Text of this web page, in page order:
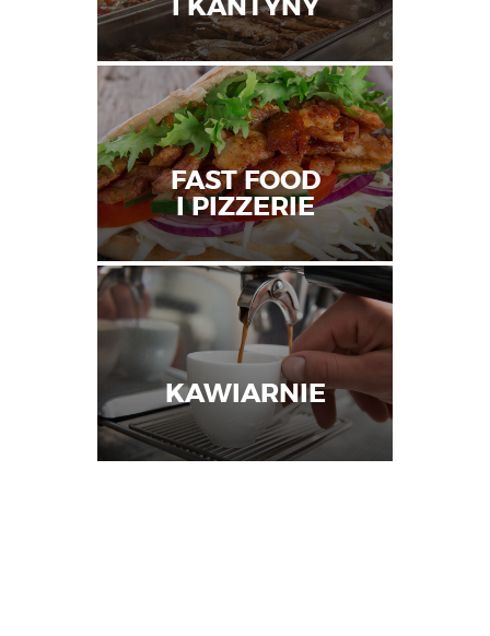
I KANTYNY
FAST FOOD
I PIZZERIE
KAWIARNIE